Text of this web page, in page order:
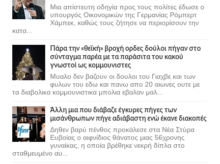
Μια απίστευτη οδηγία προς τους πολίτες έδωσε ο
υπουργός Οικονομικών της Γερμανίας Ρόμπερτ
Χάμπεκ, καθώς τους ζήτησε να περιορίσουν την
κατα...
Πάρα την «θεϊκή» βροχή ορδες δούλοι πήγαν στο
σύνταγμα παρέα με τα παράσιτα του κακού
γνωστοί ως κομμουνιστες
Μυαλο δεν βαζουν οι δουλοι του Γιαχβε και των
φυλων του εδω και πανω απο 20 αιωνες ουτε με
τα διαβολικα κομμουνιστικα μπολια εβαλαν μαλ...
Άλλη μια που διάβαζε έγκυρες πήγες των
μισάνθρωπων πήγε αδιάβαστη ενώ έκανε διακοπές
Δηθεν βαρύ πένθος προκάλεσε στα Νέα Στύρα
Ευβοίας ο αιφνίδιος θάνατος μιας 56χρονης
γυναίκας, η οποία βρέθηκε νεκρή δίπλα στο
σταθμευμένο αυ...